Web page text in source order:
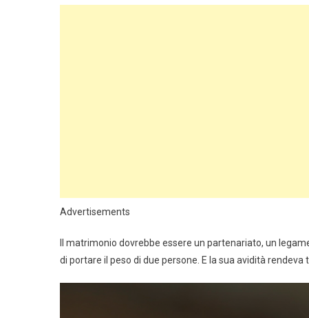
Advertisements
Il matrimonio dovrebbe essere un partenariato, un
di portare il peso di due persone. E la sua avidità